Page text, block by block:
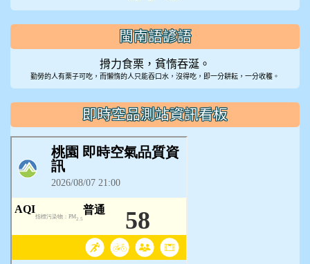
閩南語諺語
搰力食栗，貧惰吞涎。
勤勞的人有栗子可吃，而懶惰的人只能吞口水，沒得吃，即一分耕耘，一分收穫。
即時空品測站資訊看板